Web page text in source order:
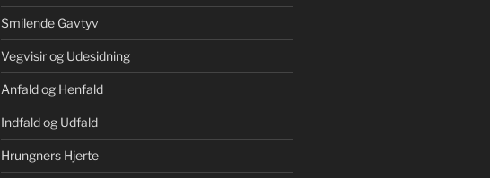
Smilende Gavtyv
Vegvisir og Udesidning
Anfald og Henfald
Indfald og Udfald
Hrungners Hjerte